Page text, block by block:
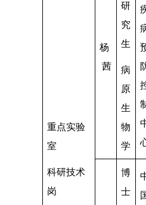
重点实验
室
科研技术
岗
杨
茜
研
究
生
病
原
生
物
学
博
士